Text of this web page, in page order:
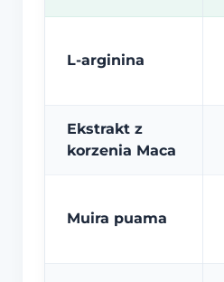
L-arginina
Ekstrakt z
korzenia Maca
Muira puama